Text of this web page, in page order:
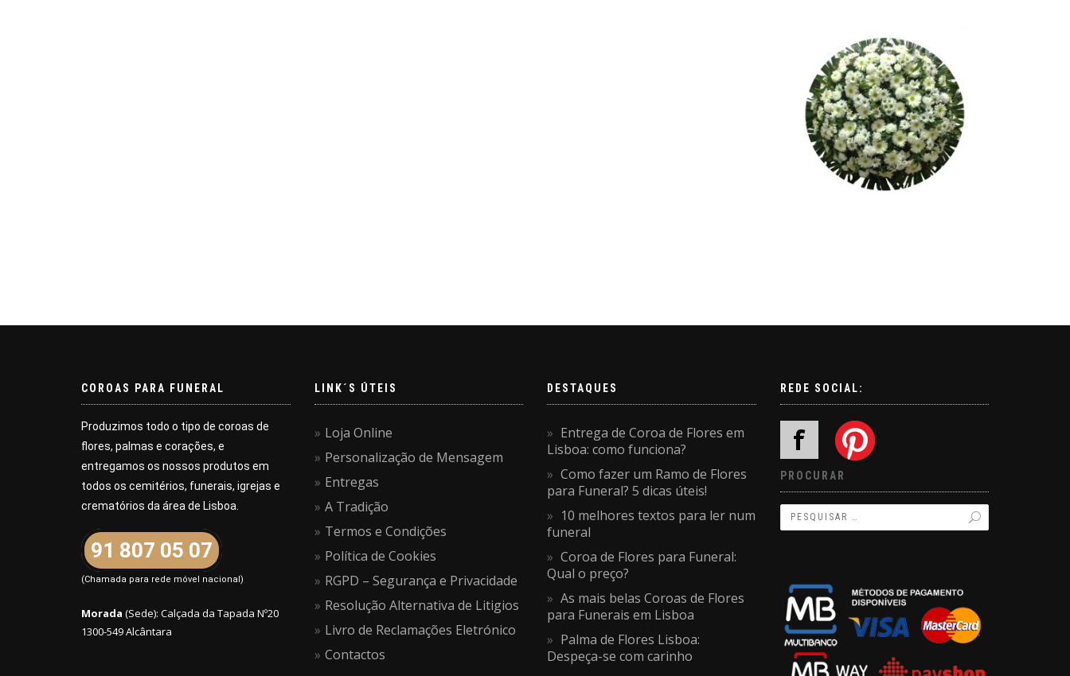
COROAS PARA FUNERAL
Produzimos todo o tipo de coroas de
flores, palmas e corações, e
entregamos os nossos produtos em
todos os cemitérios, funerais, igrejas e
crematórios da área de Lisboa.
91 807 05 07
(Chamada para rede móvel nacional)
Morada (Sede): Calçada da Tapada Nº20
1300-549 Alcântara
LINK´S ÚTEIS
Loja Online
Personalização de Mensagem
Entregas
A Tradição
Termos e Condições
Política de Cookies
RGPD – Segurança e Privacidade
Resolução Alternativa de Litigios
Livro de Reclamações Eletrónico
Contactos
DESTAQUES
Entrega de Coroa de Flores em
Lisboa: como funciona?
Como fazer um Ramo de Flores
para Funeral? 5 dicas úteis!
10 melhores textos para ler num
funeral
Coroa de Flores para Funeral:
Qual o preço?
As mais belas Coroas de Flores
para Funerais em Lisboa
Palma de Flores Lisboa:
Despeça-se com carinho
REDE SOCIAL:
PROCURAR